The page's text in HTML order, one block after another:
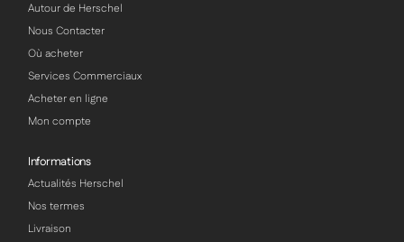
Autour de Herschel
Nous Contacter
Où acheter
Services Commerciaux
Acheter en ligne
Mon compte
Informations
Actualités Herschel
Nos termes
Livraison